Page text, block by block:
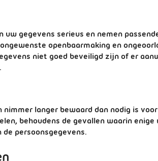
uw gegevens serieus en nemen
openbaarmaking en
niet goed beveiligd zijn of er
nimmer langer bewaard dan nodig is
behoudens de gevallen waarin
persoonsgegevens.